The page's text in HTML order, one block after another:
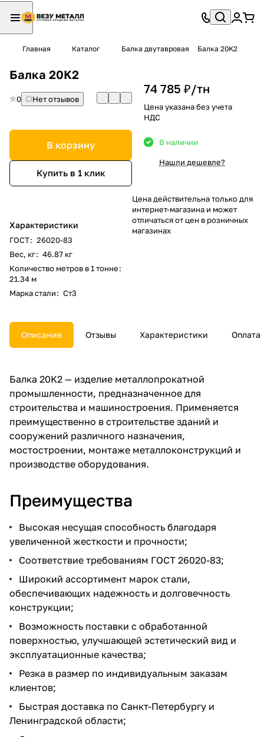
Главная Каталог Балка двутавровая Балка 20K2
Балка 20K2
0 Нет отзывов
В корзину
Купить в 1 клик
Характеристики
ГОСТ: 26020-83
Вес, кг: 46.87 кг
Количество метров в 1 тонне:
21.34 м
Марка стали: Ст3
74 785 ₽/тн
Цена указана без учета
НДС
В наличии
Нашли дешевле?
Цена действительна только для
интернет-магазина и может
отличаться от цен в розничных
магазинах
Описание Отзывы Характеристики Оплата
Балка 20K2 — изделие металлопрокатной
промышленности, предназначенное для
строительства и машиностроения. Применяется
преимущественно в строительстве зданий и
сооружений различного назначения,
мостостроении, монтаже металлоконструкций и
производстве оборудования.
Преимущества
Высокая несущая способность благодаря
увеличенной жесткости и прочности;
Соответствие требованиям ГОСТ 26020-83;
Широкий ассортимент марок стали,
обеспечивающих надежность и долговечность
конструкции;
Возможность поставки с обработанной
поверхностью, улучшающей эстетический вид и
эксплуатационные качества;
Резка в размер по индивидуальным заказам
клиентов;
Быстрая доставка по Санкт-Петербургу и
Ленинградской области;